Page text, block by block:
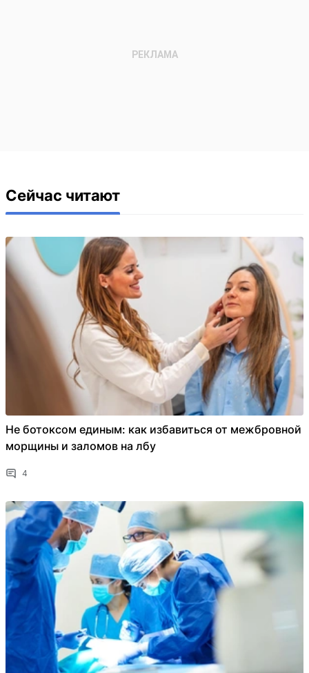
Сейчас читают
Не ботоксом единым: как избавиться от межбровной
морщины и заломов на лбу
4